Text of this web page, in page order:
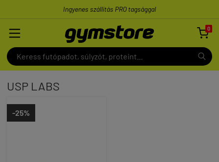
Ingyenes szállítás PRO tagsággal
0

USP LABS
-25%